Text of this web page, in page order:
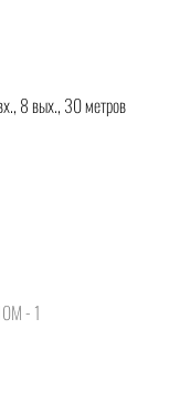
8 вых., 30 метров